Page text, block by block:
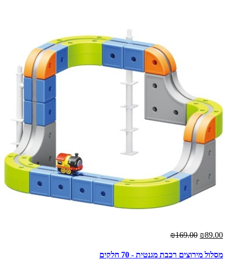
₪89.00
₪169.00
מסלול מירוצים רכבת מגנטית - 70 חלקים